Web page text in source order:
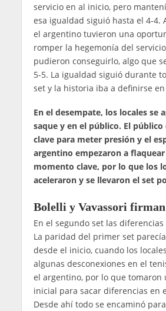
servicio en al inicio, pero
esa igualdad siguió hasta el 4-4.
el argentino tuvieron una
romper la hegemonía del
pudieron conseguirlo, algo que
5-5. La igualdad siguió durante
set y la historia iba a definirse
En el desempate, los locales se
saque y en el público. El público
clave para meter presión y el
argentino empezaron a
momento clave, por lo que los
aceleraron y se llevaron el set
Bolelli y Vavassori
En el segundo set las
La paridad del primer set
desde el inicio, cuando los
algunas desconexiones en el
el argentino, por lo que tomaron
inicial para sacar diferencias en
Desde ahí todo se encaminó